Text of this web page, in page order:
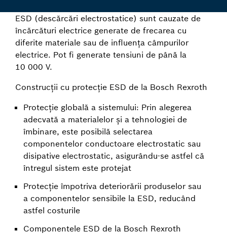
ESD (descărcări electrostatice) sunt cauzate de
încărcături electrice generate de frecarea cu
diferite materiale sau de influența câmpurilor
electrice. Pot fi generate tensiuni de până la
10 000 V.
Construcții cu protecție ESD de la Bosch Rexroth
Protecție globală a sistemului: Prin alegerea
adecvată a materialelor și a tehnologiei de
îmbinare, este posibilă selectarea
componentelor conductoare electrostatic sau
disipative electrostatic, asigurându-se astfel că
întregul sistem este protejat
Protecție împotriva deteriorării produselor sau
a componentelor sensibile la ESD, reducând
astfel costurile
Componentele ESD de la Bosch Rexroth